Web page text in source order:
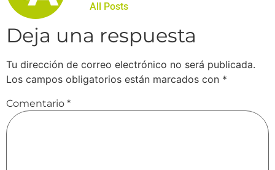
All Posts
Deja una respuesta
Tu dirección de correo electrónico no será publicada.
Los campos obligatorios están marcados con *
Comentario *